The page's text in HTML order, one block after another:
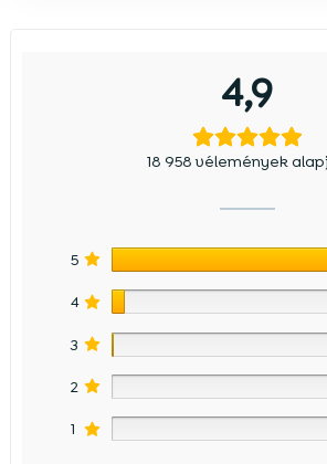
4,9
18 958 vélemények
5
4
3
2
1